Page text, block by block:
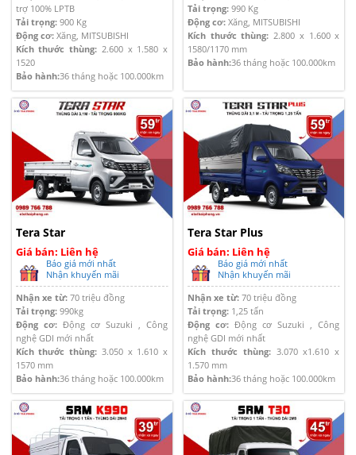
trợ 100% LPTB
Tải trọng:900 Kg
Động cơ:Xăng, MITSUBISHI
Kích thước thùng: 2.600 x 1.580 x
1520
Bảo hành:36 tháng hoặc 100.000km
Tải trọng: 990 Kg
Động cơ: Xăng, MITSUBISHI
Kích thước thùng: 2.800 x 1.600 x
1580/1170 mm
Bảo hành:36 tháng hoặc 100.000km
Tera Star
Giá bán: Liên hệ
Báo giá mới nhất
Nhận khuyến mãi
Nhận xe từ:70 triệu đồng
Tải trọng:990kg
Động cơ:Động cơ Suzuki , Công
nghệ GDI mới nhất
Kích thước thùng: 3.050 x 1.610 x
1570 mm
Bảo hành:36 tháng hoặc 100.000km
Tera Star Plus
Giá bán: Liên hệ
Báo giá mới nhất
Nhận khuyến mãi
Nhận xe từ: 70 triệu đồng
Tải trọng: 1,25 tấn
Động cơ: Động cơ Suzuki , Công
nghệ GDI mới nhất
Kích thước thùng:3.070 x1.610 x
1.570 mm
Bảo hành:36 tháng hoặc 100.000km